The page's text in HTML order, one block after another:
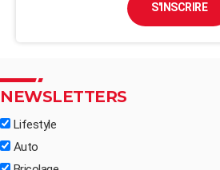
S'INSCRIRE
NEWSLETTERS
Lifestyle
Auto